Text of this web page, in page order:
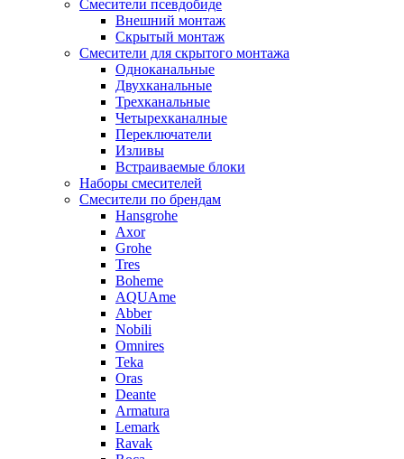
Смесители псевдобиде
Внешний монтаж
Скрытый монтаж
Смесители для скрытого монтажа
Одноканальные
Двухканальные
Трехканальные
Четырехканалные
Переключатели
Изливы
Встраиваемые блоки
Наборы смесителей
Смесители по брендам
Hansgrohe
Axor
Grohe
Tres
Boheme
AQUAme
Abber
Nobili
Omnires
Teka
Oras
Deante
Armatura
Lemark
Ravak